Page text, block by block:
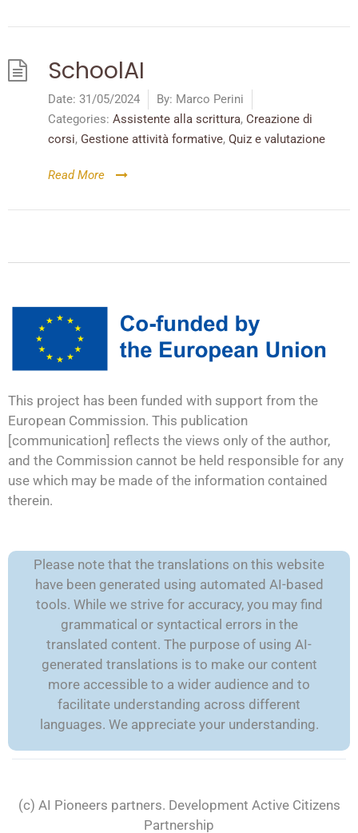
SchoolAI
Date: 31/05/2024 By: Marco Perini
Categories: Assistente alla scrittura, Creazione di
corsi, Gestione attività formative, Quiz e valutazione
Read More
This project has been funded with support from the
European Commission. This publication
[communication] reflects the views only of the author,
and the Commission cannot be held responsible for any
use which may be made of the information contained
therein.
Please note that the translations on this website
have been generated using automated AI-based
tools. While we strive for accuracy, you may find
grammatical or syntactical errors in the
translated content. The purpose of using AI-
generated translations is to make our content
more accessible to a wider audience and to
facilitate understanding across different
languages. We appreciate your understanding.
(c) AI Pioneers partners. Development Active Citizens
Partnership